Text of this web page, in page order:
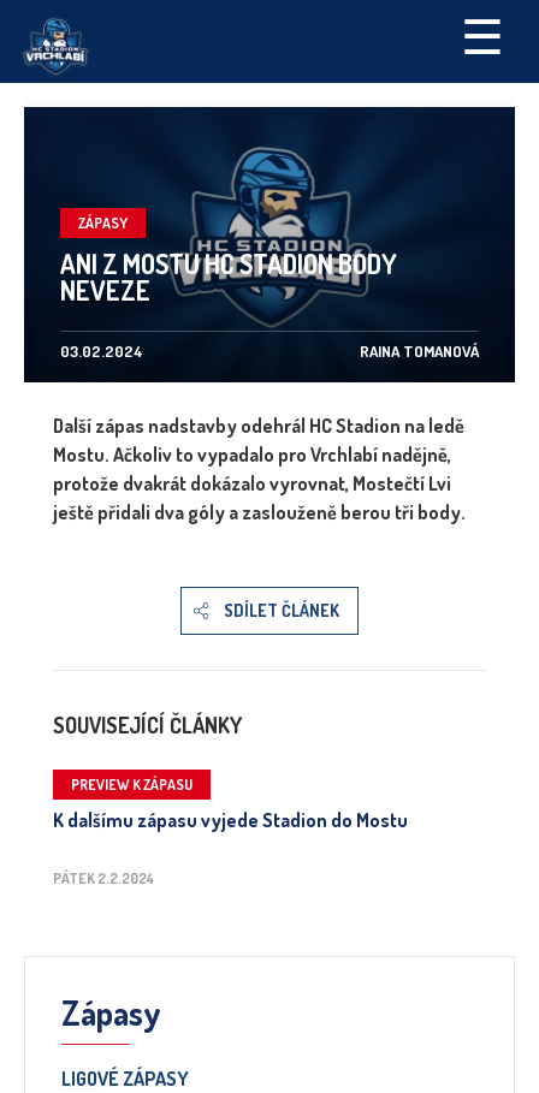
☰
ZÁPASY
ANI Z MOSTU HC STADION BODY
NEVEZE
03.02.2024 RAINA TOMANOVÁ
Další zápas nadstavby odehrál HC Stadion na ledě
Mostu. Ačkoliv to vypadalo pro Vrchlabí nadějně,
protože dvakrát dokázalo vyrovnat, Mostečtí Lvi
ještě přidali dva góly a zaslouženě berou tři body.
SDÍLET ČLÁNEK
SOUVISEJÍCÍ ČLÁNKY
PREVIEW K ZÁPASU
K dalšímu zápasu vyjede Stadion do Mostu
PÁTEK 2.2.2024
Zápasy
LIGOVÉ ZÁPASY